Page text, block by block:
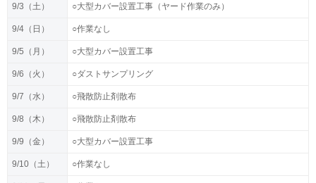
9/3（土） ○大型カバー設置工事（ヤード作業のみ）
9/4（日） ○作業なし
9/5（月） ○大型カバー設置工事
9/6（火） ○ダストサンプリング
9/7（水） ○飛散防止剤散布
9/8（木） ○飛散防止剤散布
9/9（金） ○大型カバー設置工事
9/10（土） ○作業なし